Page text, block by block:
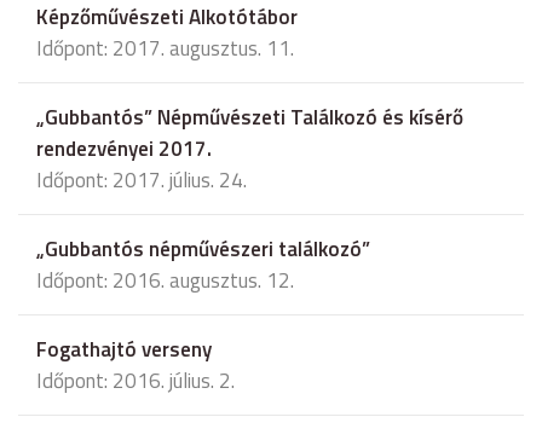
Képzőművészeti Alkotótábor
Időpont: 2017. augusztus. 11.
„Gubbantós” Népművészeti Találkozó és kísérő
rendezvényei 2017.
Időpont: 2017. július. 24.
„Gubbantós népművészeri találkozó”
Időpont: 2016. augusztus. 12.
Fogathajtó verseny
Időpont: 2016. július. 2.